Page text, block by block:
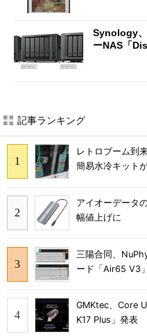
Synology、
ーNAS「
記事ランキング
レトロブーム到
簡易水冷キット
アイオーデータ
幅値上げに
三陽合同、
ード「Air65 V3
GMKtec、Core
K17 Plus」発表